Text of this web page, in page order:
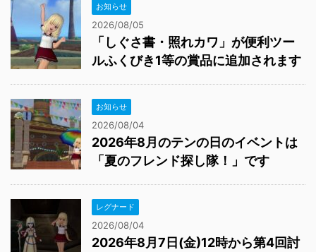
お知らせ
2026/08/05
「しぐさ書・照れカワ」が便利ツー
ルふくびき1等の賞品に追加されます
お知らせ
2026/08/04
2026年8月のテンの日のイベントは
「夏のフレンド探し隊！」です
レグナード
2026/08/04
2026年8月7日(金)12時から第4回討